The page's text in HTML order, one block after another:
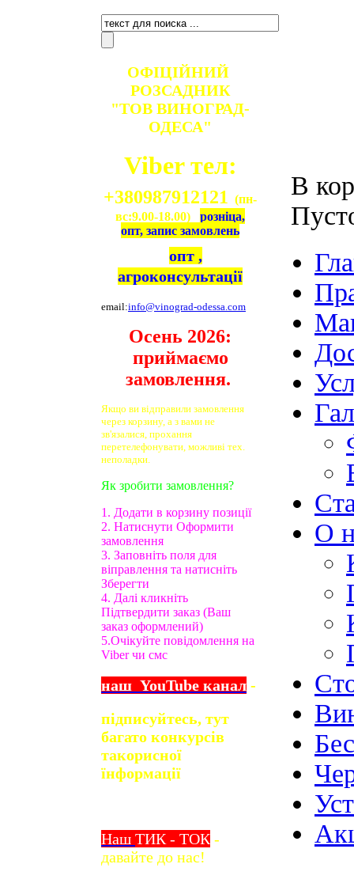
ОФІЦІЙНИЙ
РОЗСАДНИК
"ТОВ ВИНОГРАД-
ОДЕСА"
Viber тел:
+380987912121 (пн-
вс:9.00-18.00) розніца,
опт, запис замовлень
опт ,
агроконсультації
email:info@vinograd-odessa.com
Осень 2026:
приймаємо
замовлення.
Якщо ви відправили замовлення
через корзину, а з вами не
зв'язалися, прохання
перетелефонувати, можливі тех.
неполадки.
Як зробити замовлення?
1. Додати в корзину позиції
2. Натиснути Оформити
замовлення
3. Заповніть поля для
віправлення та натисніть
Зберегти
4. Далі кликніть
Підтвердити заказ (Ваш
заказ оформлений)
5.Очікуйте повідомлення на
Viber чи смс
наш YouTube канал -
підписуйтесь, тут
багато конкурсів
такорисної
їнформації
Наш ТИК - ТОК -
давайте до нас!
В
О